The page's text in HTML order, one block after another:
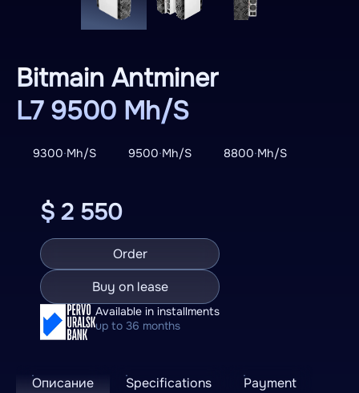
Bitmain Antminer
L7 9500 Mh/S
9300 Mh/S 9500 Mh/S 8800 Mh/S
$ 2 550
Order
Buy on lease
Available in installments
up to 36 months
Описание Specifications Payment